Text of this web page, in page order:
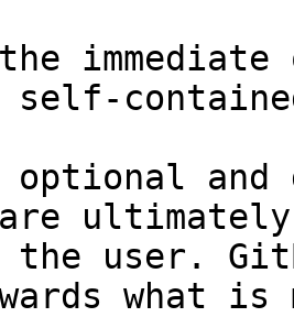
and
the user.
what